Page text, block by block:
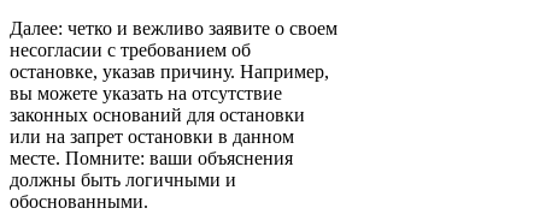
Далее: четко и вежливо заявите о своем
несогласии с требованием об
остановке, указав причину. Например,
вы можете указать на отсутствие
законных оснований для остановки
или на запрет остановки в данном
месте. Помните: ваши объяснения
должны быть логичными и
обоснованными.